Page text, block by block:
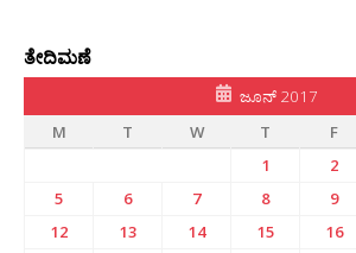
ತೇದಿಮಣೆ
ಜೂನ್ 2017
M
T W T F
1
2
5
6 7 8 9
12
13 14 15 16